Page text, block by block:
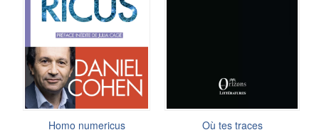
Homo numericus Où tes traces